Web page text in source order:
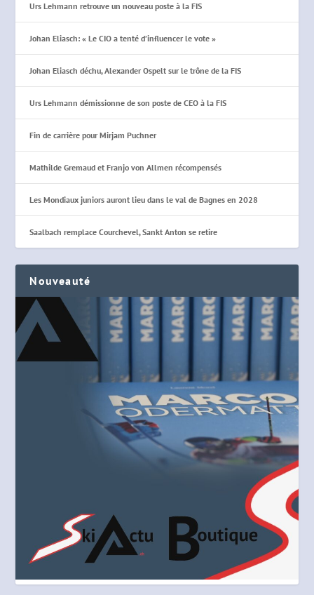
Urs Lehmann retrouve un nouveau poste à la FIS
Johan Eliasch: « Le CIO a tenté d’influencer le vote »
Johan Eliasch déchu, Alexander Ospelt sur le trône de la FIS
Urs Lehmann démissionne de son poste de CEO à la FIS
Fin de carrière pour Mirjam Puchner
Mathilde Gremaud et Franjo von Allmen récompensés
Les Mondiaux juniors auront lieu dans le val de Bagnes en 2028
Saalbach remplace Courchevel, Sankt Anton se retire
Nouveauté